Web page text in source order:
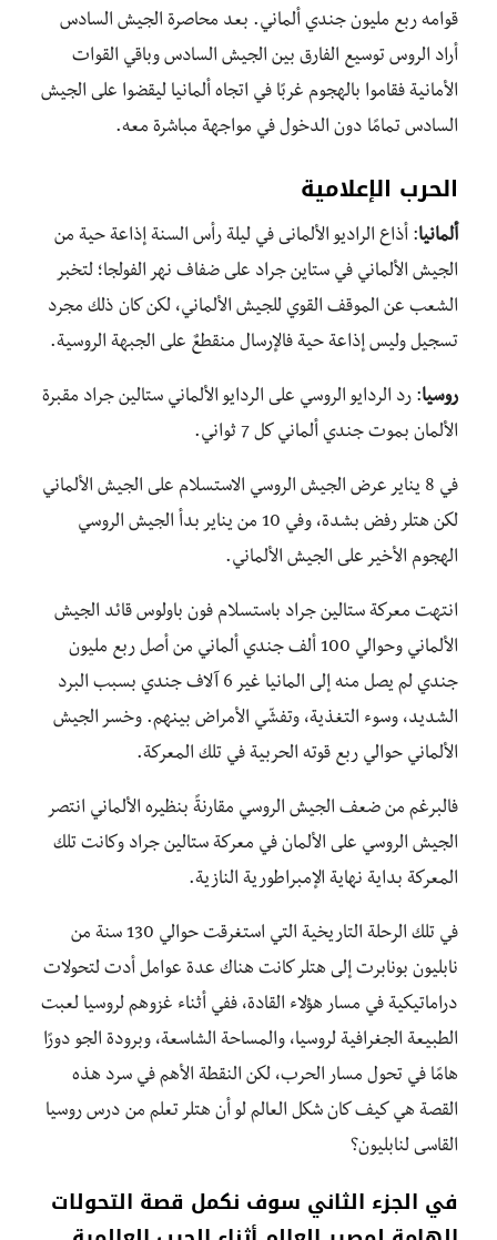
قوامه ربع مليون جندي ألماني. بعد محاصرة الجيش السادس
أراد الروس توسيع الفارق بين الجيش السادس وباقي القوات
الأمانية فقاموا بالهجوم غربًا في اتجاه ألمانيا ليقضوا على الجيش
السادس تمامًا دون الدخول في مواجهة مباشرة معه.
الحرب الإعلامية
ألمانيا: أذاع الراديو الألمانى في ليلة رأس السنة إذاعة حية من
الجيش الألماني في ستاين جراد على ضفاف نهر الفولجا؛ لتخبر
الشعب عن الموقف القوي للجيش الألماني، لكن كان ذلك مجرد
تسجيل وليس إذاعة حية فالإرسال منقطعٌ على الجبهة الروسية.
روسيا: رد الردايو الروسي على الردايو الألماني ستالين جراد مقبرة
الألمان بموت جندي ألماني كل 7 ثواني.
في 8 يناير عرض الجيش الروسي الاستسلام على الجيش الألماني
لكن هتلر رفض بشدة، وفي 10 من يناير بدأ الجيش الروسي
الهجوم الأخير على الجيش الألماني.
انتهت معركة ستالين جراد باستسلام فون باولوس قائد الجيش
الألماني وحوالي 100 ألف جندي ألماني من أصل ربع مليون
جندي لم يصل منه إلى المانيا غير 6 آلاف جندي بسبب البرد
الشديد، وسوء التغذية، وتفشّي الأمراض بينهم. وخسر الجيش
الألماني حوالي ربع قوته الحربية في تلك المعركة.
فالبرغم من ضعف الجيش الروسي مقارنةً بنظيره الألماني انتصر
الجيش الروسي على الألمان في معركة ستالين جراد وكانت تلك
المعركة بداية نهاية الإمبراطورية النازية.
في تلك الرحلة التاريخية التي استغرقت حوالي 130 سنة من
نابليون بونابرت إلى هتلر كانت هناك عدة عوامل أدت لتحولات
دراماتيكية في مسار هؤلاء القادة، ففي أثناء غزوهم لروسيا لعبت
الطبيعة الجغرافية لروسيا، والمساحة الشاسعة، وبرودة الجو دورًا
هامًا في تحول مسار الحرب، لكن النقطة الأهم في سرد هذه
القصة هي كيف كان شكل العالم لو أن هتلر تعلم من درس روسيا
القاسى لنابليون؟
في الجزء الثاني سوف نكمل قصة التحولات